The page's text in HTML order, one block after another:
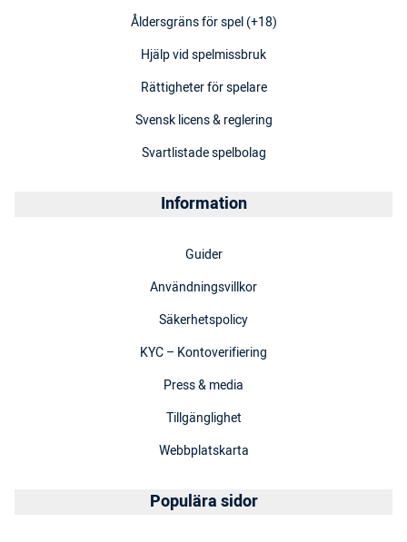
Åldersgräns för spel (+18)
Hjälp vid spelmissbruk
Rättigheter för spelare
Svensk licens & reglering
Svartlistade spelbolag
Information
Guider
Användningsvillkor
Säkerhetspolicy
KYC – Kontoverifiering
Press & media
Tillgänglighet
Webbplatskarta
Populära sidor